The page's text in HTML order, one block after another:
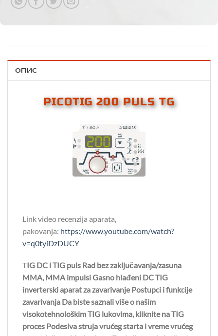
ОПИС
PICOTIG 200 PULS TG
Link video recenzija aparata,
pakovanja: https://www.youtube.com/watch?
v=q0tyiDzDUCY
TIG DC i TIG puls Rad bez zaključavanja/zasuna
MMA, MMA impulsi Gasno hlađeni DC TIG
inverterski aparat za zavarivanje Postupci i funkcije
zavarivanja Da biste saznali više o našim
visokotehnološkim TIG lukovima, kliknite na TIG
proces Podesiva struja vrućeg starta i vreme vrućeg